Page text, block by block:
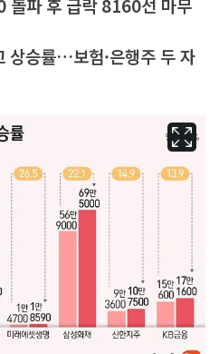
파 후 급락 8160선 마무
승률…보험·은행주 두 자